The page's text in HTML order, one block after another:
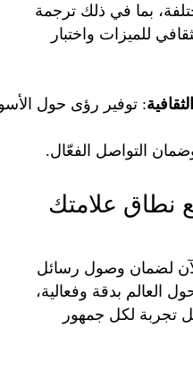
بما في ذلك ترجمة
للميزات واختبار
: توفير رؤى حول
التواصل الفعّال.
نطاق علامتك
لضمان وصول رسائل
العالم بدقة وفعالية،
تجربة لكل جمهور